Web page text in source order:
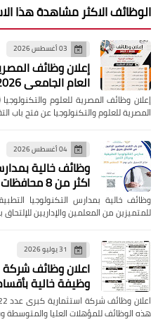
الوظائف الاكثر مشاهدة هذا
03 أغسطس 2026
العام الجامعي 2027/2026
المصرية للعلوم والتكنولوجيا عن فتح باب
04 أغسطس 2026
وظائف خالية
اكثر من 8 محافظات
للمتميزين من المعلمين والإداريين
31 يوليو 2026
وظيفة خالية
هذه الوظائف للمؤهلات العليا والمتوسطة